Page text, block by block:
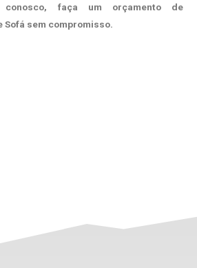
faça um orçamento de
Sofá sem compromisso.